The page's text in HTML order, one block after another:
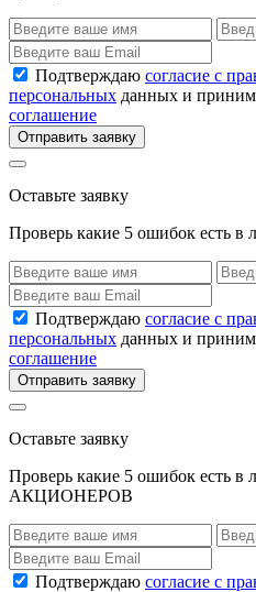
Подтверждаю согласие с
персональных данных и
соглашение
Отправить заявку
Оставьте заявку
Проверь какие 5 ошибок есть
Подтверждаю согласие с
персональных данных и
соглашение
Отправить заявку
Оставьте заявку
Проверь какие 5 ошибок есть в
АКЦИОНЕРОВ
Подтверждаю согласие с